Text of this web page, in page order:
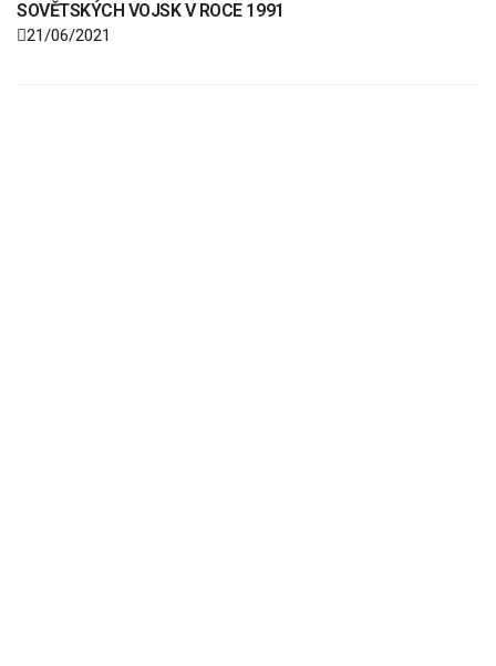
SOVĚTSKÝCH VOJSK V ROCE 1991
21/06/2021